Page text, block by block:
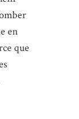
en
que